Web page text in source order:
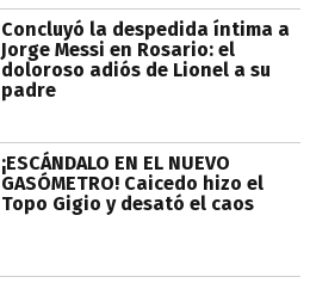
Concluyó la despedida íntima a
Jorge Messi en Rosario: el
doloroso adiós de Lionel a su
padre
¡ESCÁNDALO EN EL NUEVO
GASÓMETRO! Caicedo hizo el
Topo Gigio y desató el caos